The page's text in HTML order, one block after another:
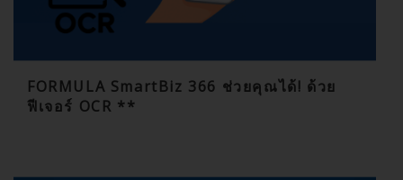
FORMULA SmartBiz 366 ช่วยคุณได้! ด้วย
ฟีเจอร์ OCR **